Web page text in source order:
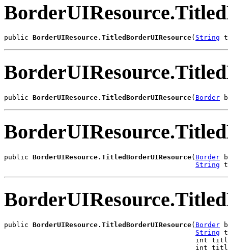
public BorderUIResource.TitledBorderUIResource( String
public BorderUIResource.TitledBorderUIResource( Border
public BorderUIResource.TitledBorderUIResource( Border
String
public BorderUIResource.TitledBorderUIResource( Border
String
int
int